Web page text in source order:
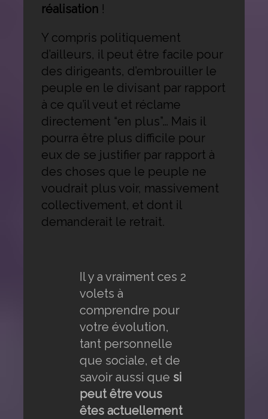
réalisation !
Y compris politiquement
d’ailleurs, il peut être facile pour
des dirigeants, d’embrouiller le
peuple en le divisant par rapport
à ce qu’il veut et réclame
directement “en plus”… Mais il
pourra être plus difficile pour
eux de se justifier par rapport à
des choses que le peuple ne
voudrait plus voir, massivement
collectivement, et dont il
demanderait le retrait.
Il y a vraiment ces 2
volets à
comprendre pour
votre évolution,
tant personnelle
que sociale, et de
savoir aussi que si
peut être vous
êtes actuellement